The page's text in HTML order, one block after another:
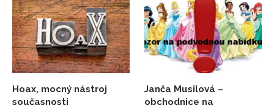
Hoax, mocný nástroj
současnosti
Janča Musilová –
obchodnice na